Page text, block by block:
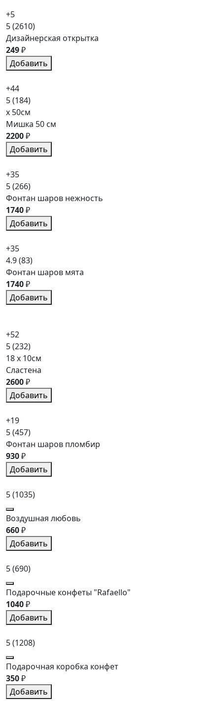
+5
5(2610)
Дизайнерская открытка
249₽
Добавить
+44
5(184)
x 50см
Мишка 50 см
2200₽
Добавить
+35
5(266)
Фонтан шаров нежность
1740₽
Добавить
+35
4.9(83)
Фонтан шаров мята
1740₽
Добавить
+52
5(232)
18 x 10см
Сластена
2600₽
Добавить
+19
5(457)
Фонтан шаров пломбир
930₽
Добавить
5(1035)
Воздушная любовь
660₽
Добавить
5(690)
Подарочные конфеты "Rafaello"
1040₽
Добавить
5(1208)
Подарочная коробка конфет
350₽
Добавить